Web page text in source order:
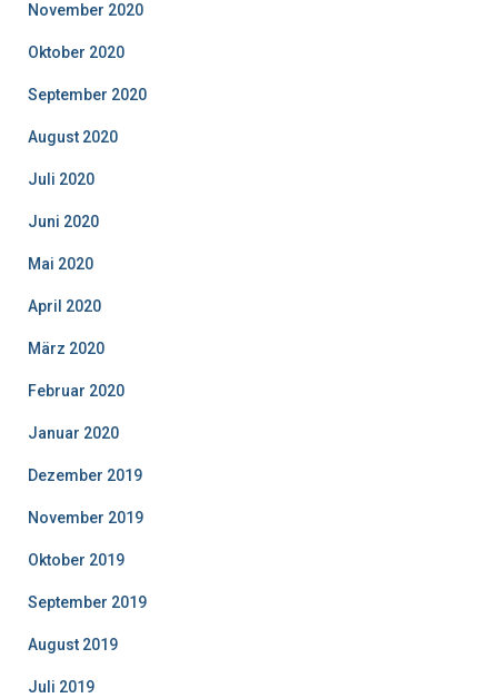
November 2020
Oktober 2020
September 2020
August 2020
Juli 2020
Juni 2020
Mai 2020
April 2020
März 2020
Februar 2020
Januar 2020
Dezember 2019
November 2019
Oktober 2019
September 2019
August 2019
Juli 2019